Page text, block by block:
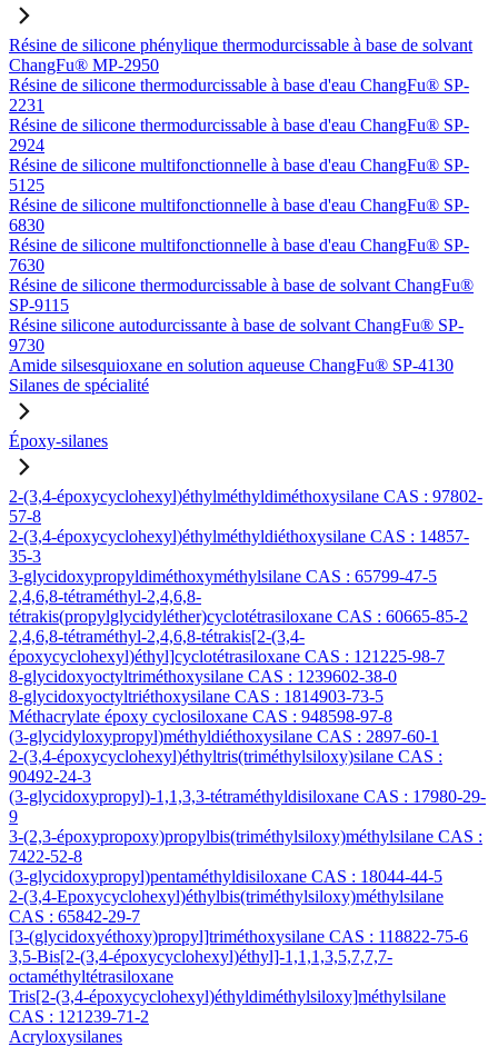
Résine de silicone phénylique thermodurcissable à base de solvant
ChangFu® MP-2950
Résine de silicone thermodurcissable à base d'eau ChangFu® SP-
2231
Résine de silicone thermodurcissable à base d'eau ChangFu® SP-
2924
Résine de silicone multifonctionnelle à base d'eau ChangFu® SP-
5125
Résine de silicone multifonctionnelle à base d'eau ChangFu® SP-
6830
Résine de silicone multifonctionnelle à base d'eau ChangFu® SP-
7630
Résine de silicone thermodurcissable à base de solvant ChangFu®
SP-9115
Résine silicone autodurcissante à base de solvant ChangFu® SP-
9730
Amide silsesquioxane en solution aqueuse ChangFu® SP-4130
Silanes de spécialité
Époxy-silanes
2-(3,4-époxycyclohexyl)éthylméthyldiméthoxysilane CAS : 97802-
57-8
2-(3,4-époxycyclohexyl)éthylméthyldiéthoxysilane CAS : 14857-
35-3
3-glycidoxypropyldiméthoxyméthylsilane CAS : 65799-47-5
2,4,6,8-tétraméthyl-2,4,6,8-
tétrakis(propylglycidyléther)cyclotétrasiloxane CAS : 60665-85-2
2,4,6,8-tétraméthyl-2,4,6,8-tétrakis[2-(3,4-
époxycyclohexyl)éthyl]cyclotétrasiloxane CAS : 121225-98-7
8-glycidoxyoctyltriméthoxysilane CAS : 1239602-38-0
8-glycidoxyoctyltriéthoxysilane CAS : 1814903-73-5
Méthacrylate époxy cyclosiloxane CAS : 948598-97-8
(3-glycidyloxypropyl)méthyldiéthoxysilane CAS : 2897-60-1
2-(3,4-époxycyclohexyl)éthyltris(triméthylsiloxy)silane CAS :
90492-24-3
(3-glycidoxypropyl)-1,1,3,3-tétraméthyldisiloxane CAS : 17980-29-
9
3-(2,3-époxypropoxy)propylbis(triméthylsiloxy)méthylsilane CAS :
7422-52-8
(3-glycidoxypropyl)pentaméthyldisiloxane CAS : 18044-44-5
2-(3,4-Epoxycyclohexyl)éthylbis(triméthylsiloxy)méthylsilane
CAS : 65842-29-7
[3-(glycidoxyéthoxy)propyl]triméthoxysilane CAS : 118822-75-6
3,5-Bis[2-(3,4-époxycyclohexyl)éthyl]-1,1,1,3,5,7,7,7-
octaméthyltétrasiloxane
Tris[2-(3,4-époxycyclohexyl)éthyldiméthylsiloxy]méthylsilane
CAS : 121239-71-2
Acryloxysilanes